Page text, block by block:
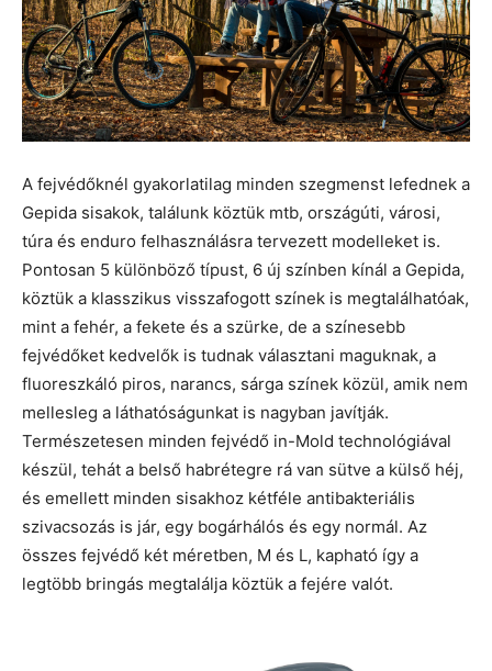
A fejvédőknél gyakorlatilag minden szegmenst lefednek a
Gepida sisakok, találunk köztük mtb, országúti, városi,
túra és enduro felhasználásra tervezett modelleket is.
Pontosan 5 különböző típust, 6 új színben kínál a Gepida,
köztük a klasszikus visszafogott színek is megtalálhatóak,
mint a fehér, a fekete és a szürke, de a színesebb
fejvédőket kedvelők is tudnak választani maguknak, a
fluoreszkáló piros, narancs, sárga színek közül, amik nem
mellesleg a láthatóságunkat is nagyban javítják.
Természetesen minden fejvédő in-Mold technológiával
készül, tehát a belső habrétegre rá van sütve a külső héj,
és emellett minden sisakhoz kétféle antibakteriális
szivacsozás is jár, egy bogárhálós és egy normál. Az
összes fejvédő két méretben, M és L, kapható így a
legtöbb bringás megtalálja köztük a fejére valót.